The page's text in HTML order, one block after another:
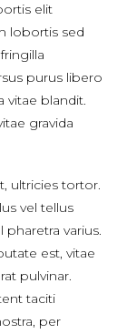
elit
lobortis sed
purus libero
vitae blandit.
gravida
ultricies tortor.
vel tellus
varius.
est, vitae
pulvinar.
taciti
per